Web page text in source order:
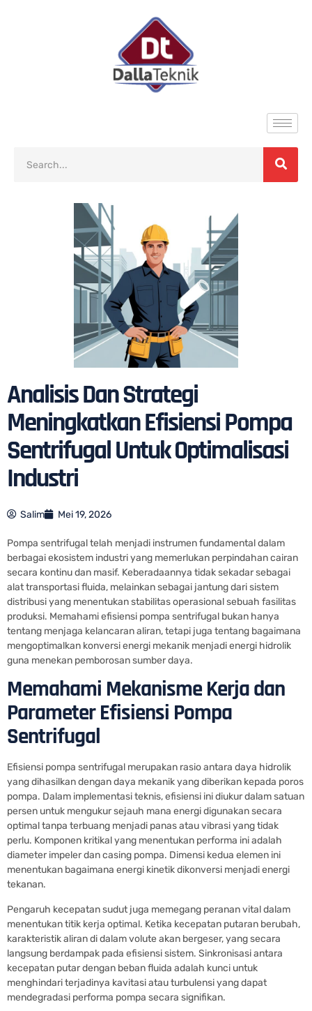
Analisis Dan Strategi
Meningkatkan Efisiensi Pompa
Sentrifugal Untuk Optimalisasi
Industri
Salim Mei 19, 2026
Pompa sentrifugal telah menjadi instrumen fundamental dalam
berbagai ekosistem industri yang memerlukan perpindahan cairan
secara kontinu dan masif. Keberadaannya tidak sekadar sebagai
alat transportasi fluida, melainkan sebagai jantung dari sistem
distribusi yang menentukan stabilitas operasional sebuah fasilitas
produksi. Memahami efisiensi pompa sentrifugal bukan hanya
tentang menjaga kelancaran aliran, tetapi juga tentang bagaimana
mengoptimalkan konversi energi mekanik menjadi energi hidrolik
guna menekan pemborosan sumber daya.
Memahami Mekanisme Kerja dan
Parameter Efisiensi Pompa
Sentrifugal
Efisiensi pompa sentrifugal merupakan rasio antara daya hidrolik
yang dihasilkan dengan daya mekanik yang diberikan kepada poros
pompa. Dalam implementasi teknis, efisiensi ini diukur dalam satuan
persen untuk mengukur sejauh mana energi digunakan secara
optimal tanpa terbuang menjadi panas atau vibrasi yang tidak
perlu. Komponen kritikal yang menentukan performa ini adalah
diameter impeler dan casing pompa. Dimensi kedua elemen ini
menentukan bagaimana energi kinetik dikonversi menjadi energi
tekanan.
Pengaruh kecepatan sudut juga memegang peranan vital dalam
menentukan titik kerja optimal. Ketika kecepatan putaran berubah,
karakteristik aliran di dalam volute akan bergeser, yang secara
langsung berdampak pada efisiensi sistem. Sinkronisasi antara
kecepatan putar dengan beban fluida adalah kunci untuk
menghindari terjadinya kavitasi atau turbulensi yang dapat
mendegradasi performa pompa secara signifikan.